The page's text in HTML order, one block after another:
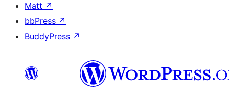
Matt ↗
bbPress ↗
BuddyPress ↗